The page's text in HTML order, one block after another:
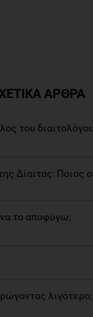
ΑΡΘΡΑ
του διαιτολόγου
Δίαιτας: Ποιος
το αποφύγω;
λιγότερο;